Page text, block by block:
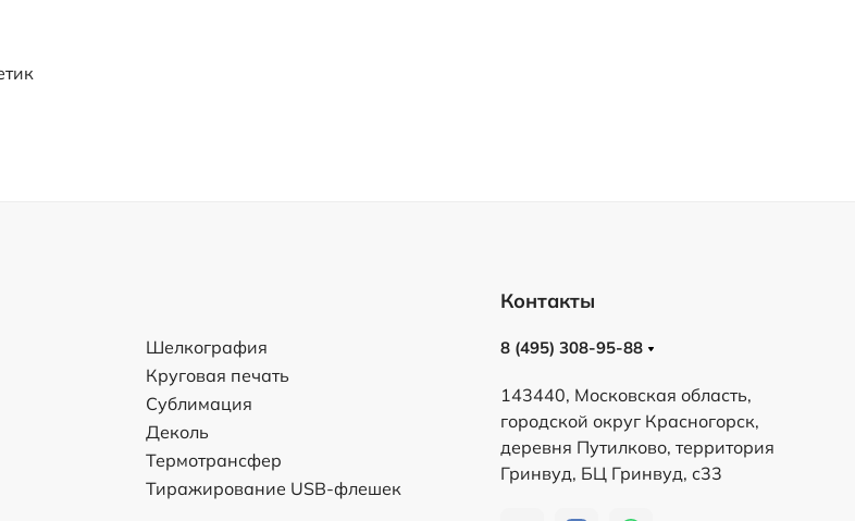
Шелкография
Круговая печать
Сублимация
Деколь
Термотрансфер
Тиражирование USB-флешек
Контакты
8 (495) 308-95-88
143440, Московская область,
городской округ Красногорск,
деревня Путилково, территория
Гринвуд, БЦ Гринвуд, с33